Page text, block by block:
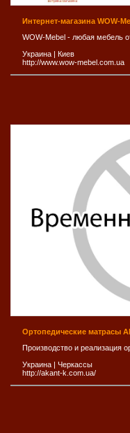
Интернет-магазина WOW-
WOW-Mebel - любая мебель
Украина
Киев
http://www.wow-mebel.com.ua
Ортопедические матрасы
Производство и реализация
Украина
Черкассы
http://akant-k.com.ua/